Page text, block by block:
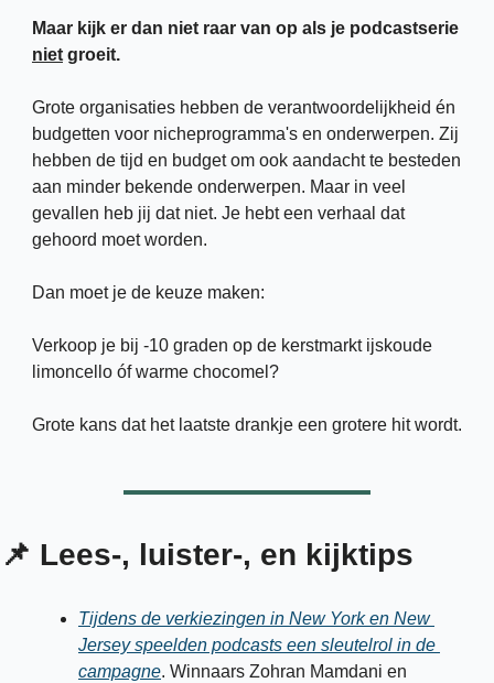
niet groeit.
Grote organisaties hebben de verantwoordelijkheid én
budgetten voor nicheprogramma's en onderwerpen. Zij
hebben de tijd en budget om ook aandacht te besteden
aan minder bekende onderwerpen. Maar in veel
gevallen heb jij dat niet. Je hebt een verhaal dat
gehoord moet worden.
Dan moet je de keuze maken:
Verkoop je bij -10 graden op de kerstmarkt ijskoude
limoncello óf warme chocomel?
📌 Lees-, luister-, en kijktips
Tijdens de verkiezingen in New York en New
Jersey speelden podcasts een sleutelrol in de
campagne. Winnaars Zohran Mamdani en